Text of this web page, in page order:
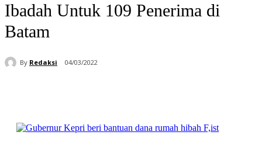
Ibadah Untuk 109 Penerima di
Batam
By Redaksi 04/03/2022